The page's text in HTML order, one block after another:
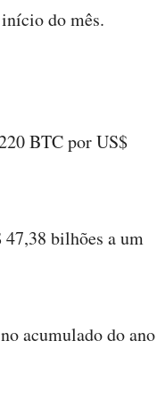
do mês.
BTC por US$
bilhões a um
acumulado do ano